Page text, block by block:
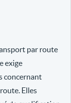
par route
exige
concernant
Elles